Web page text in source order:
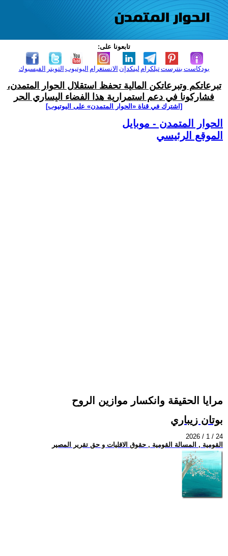
تابعونا على:
الفيسبوك التويتر اليوتيوب الانستغرام لينكدإن تيلكرامبنترست بودكاست
تبرعاتكم وتبرعاتكن المالية تحفظ استقلال الحوار المتمدن،
فشاركونا في دعم استمرارية هذا الفضاء اليساري الحر
[اشترك في قناة ‫«الحوار المتمدن» على اليوتيوب]
الحوار المتمدن - موبايل
الموقع الرئيسي
مرايا الحقيقة وانكسار موازين الروح
بوتان زيباري
2026 / 1 / 24
القومية , المسالة القومية , حقوق الاقليات و حق تقرير المصير